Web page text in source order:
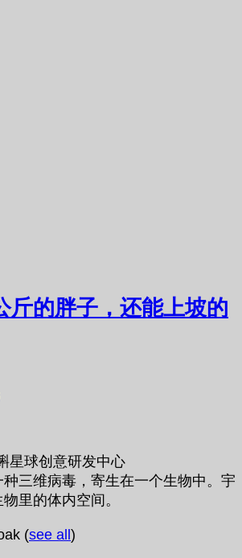
斤的胖子，还能上坡的
星球创意研发中心
种三维病毒，寄生在一个生物中。宇
里的体内空间。
(see all)